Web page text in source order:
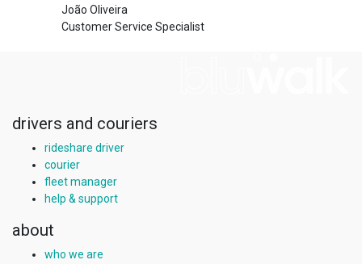
João Oliveira
Customer Service Specialist
drivers and couriers
rideshare driver
courier
fleet manager
help & support
about
who we are